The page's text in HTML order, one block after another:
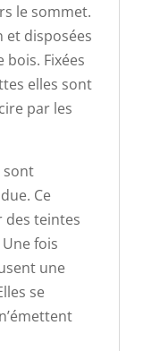
le sommet.
et disposées
bois. Fixées
elles sont
par les
sont
Ce
des teintes
fois
une
se